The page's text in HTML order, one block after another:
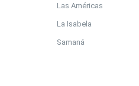
Las Américas
La Isabela
Samaná